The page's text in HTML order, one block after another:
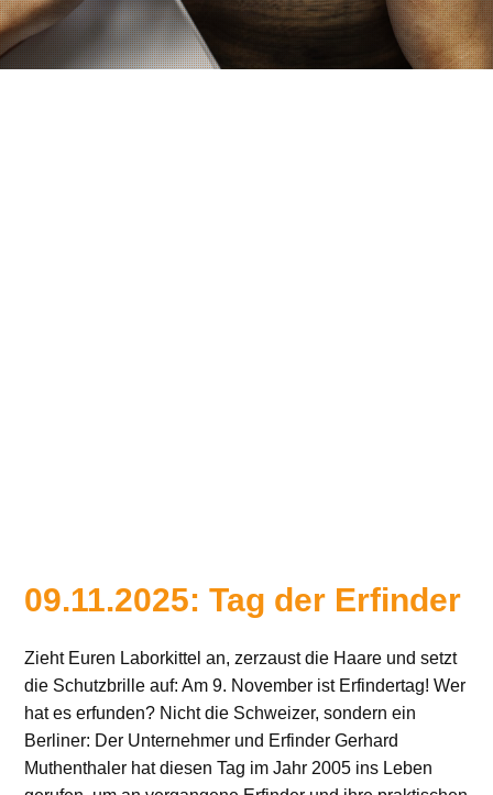
09.11.2025: Tag der Erfinder
Zieht Euren Laborkittel an, zerzaust die Haare und setzt
die Schutzbrille auf: Am 9. November ist Erfindertag! Wer
hat es erfunden? Nicht die Schweizer, sondern ein
Berliner: Der Unternehmer und Erfinder Gerhard
Muthenthaler hat diesen Tag im Jahr 2005 ins Leben